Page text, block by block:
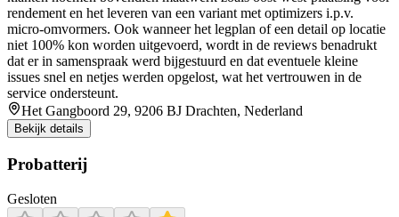
rendement en het leveren van een variant met optimizers i.p.v.
micro-omvormers. Ook wanneer het legplan of een detail op locatie
niet 100% kon worden uitgevoerd, wordt in de reviews benadrukt
dat er in samenspraak werd bijgestuurd en dat eventuele kleine
issues snel en netjes werden opgelost, wat het vertrouwen in de
service ondersteunt.
Het Gangboord 29, 9206 BJ Drachten, Nederland
Bekijk details
Probatterij
Gesloten